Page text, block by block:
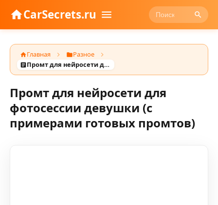
CarSecrets.ru
Главная
Разное
Промт для нейросети для фотосессии девушки (с примерами готовых промтов)
Промт для нейросети для
фотосессии девушки (с
примерами готовых промтов)